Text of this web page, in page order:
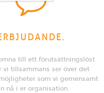
till ett förutsättningslöst
vi tillsammans ser över det
som vi gemensamt
nå i er organisation.